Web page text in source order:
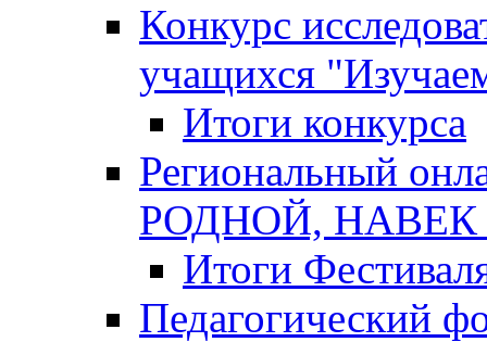
Конкурс
учащихся
Итоги конкурса
Региональный
РОДНОЙ,
Итоги
Педагогический